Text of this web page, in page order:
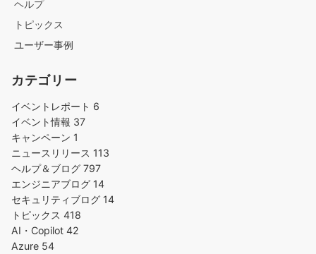
ヘルプ
トピックス
ユーザー事例
カテゴリー
イベントレポート 6
イベント情報 37
キャンペーン 1
ニュースリリース 113
ヘルプ＆ブログ 797
エンジニアブログ 14
セキュリティブログ 14
トピックス 418
AI・Copilot 42
Azure 54